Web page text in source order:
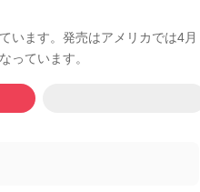
います。発売はアメリカでは4月
っています。